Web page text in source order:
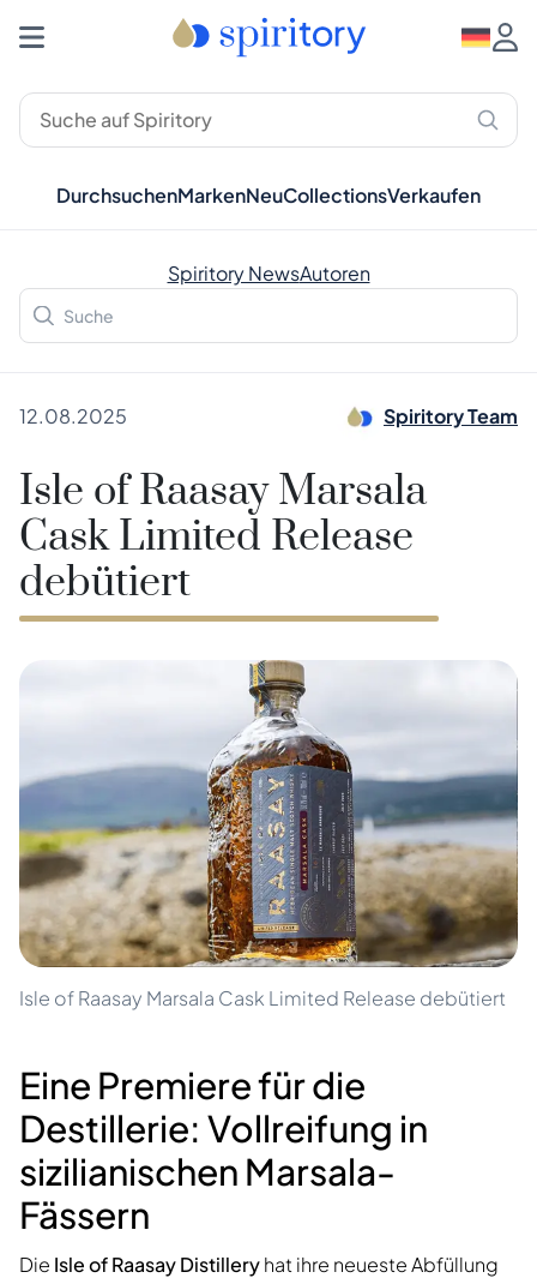
DurchsuchenMarkenNeuCollectionsVerkaufen
Spiritory NewsAutoren
12.08.2025 Spiritory Team
Isle of Raasay Marsala
Cask Limited Release
debütiert
Isle of Raasay Marsala Cask Limited Release debütiert
Eine Premiere für die
Destillerie: Vollreifung in
sizilianischen Marsala-
Fässern
Die Isle of Raasay Distilleryhat ihre neueste Abfüllung